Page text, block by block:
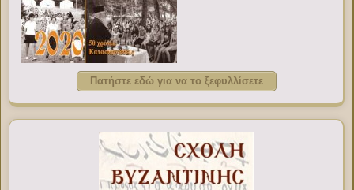
Πατήστε εδώ για να το ξεφυλλίσετε